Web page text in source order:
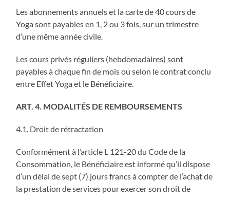
Les abonnements annuels et la carte de 40 cours de
Yoga sont payables en 1, 2 ou 3 fois, sur un trimestre
d’une même année civile.
Les cours privés réguliers (hebdomadaires) sont
payables à chaque fin de mois ou selon le contrat conclu
entre Effet Yoga et le Bénéficiaire.
ART. 4. MODALITÉS DE REMBOURSEMENTS
4.1. Droit de rétractation
Conformément à l’article L 121-20 du Code de la
Consommation, le Bénéficiaire est informé qu’il dispose
d’un délai de sept (7) jours francs à compter de l’achat de
la prestation de services pour exercer son droit de